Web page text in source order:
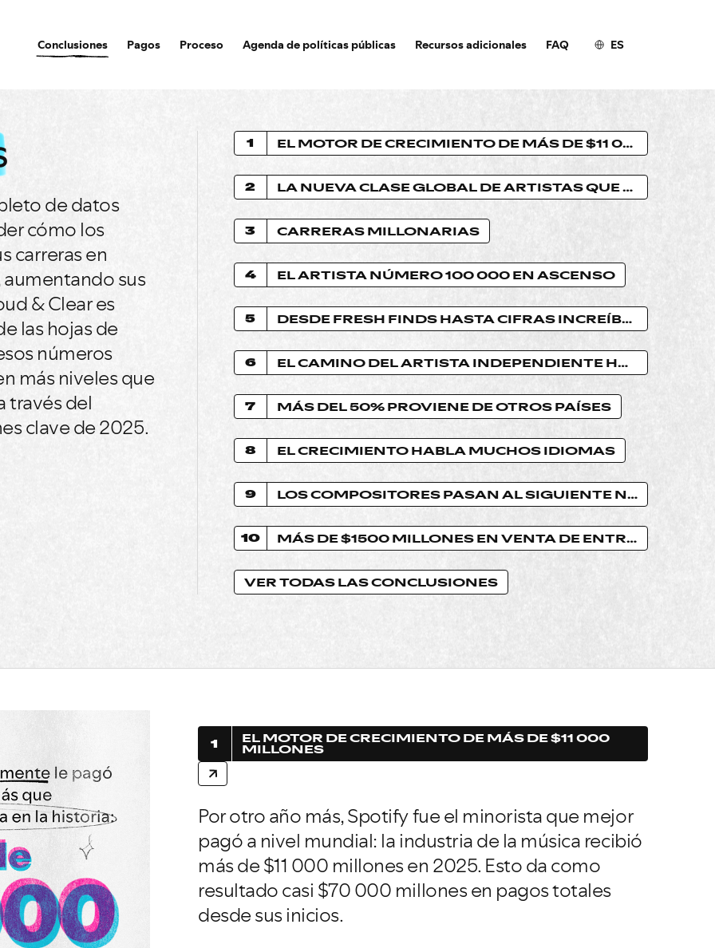
Conclusiones Pagos Proceso Agenda de políticas públicas Recursos adicionales FAQ ES
de datos
cómo los
carreras en
sus
& Clear es
las hojas de
números
más niveles que
través del
clave de 2025.
1 EL MOTOR DE CRECIMIENTO DE MÁS DE $11 000 MILLONES
2 LA NUEVA CLASE GLOBAL DE ARTISTAS QUE GENERAN $100 000
3 CARRERAS MILLONARIAS
4 EL ARTISTA NÚMERO 100 000 EN ASCENSO
5 DESDE FRESH FINDS HASTA CIFRAS INCREÍBLES
6 EL CAMINO DEL ARTISTA INDEPENDIENTE HACIA UNA CARRERA DURADERA
7 MÁS DEL 50% PROVIENE DE OTROS PAÍSES
8 EL CRECIMIENTO HABLA MUCHOS IDIOMAS
9 LOS COMPOSITORES PASAN AL SIGUIENTE NIVEL
10 MÁS DE $1500 MILLONES EN VENTA DE ENTRADAS
VER TODAS LAS CONCLUSIONES
1 EL MOTOR DE CRECIMIENTO DE MÁS DE $11 000
MILLONES
Por otro año más, Spotify fue el minorista que mejor
pagó a nivel mundial: la industria de la música recibió
más de $11 000 millones en 2025. Esto da como
resultado casi $70 000 millones en pagos totales
desde sus inicios.